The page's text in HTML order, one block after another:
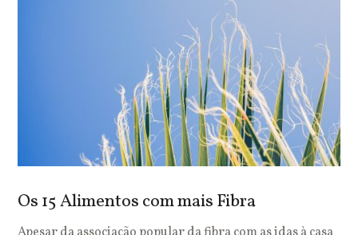
Os 15 Alimentos com mais Fibra